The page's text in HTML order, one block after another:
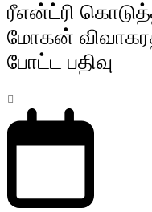
ரீஎன்ட்ரி
மோகன்
போட்ட பதிவு